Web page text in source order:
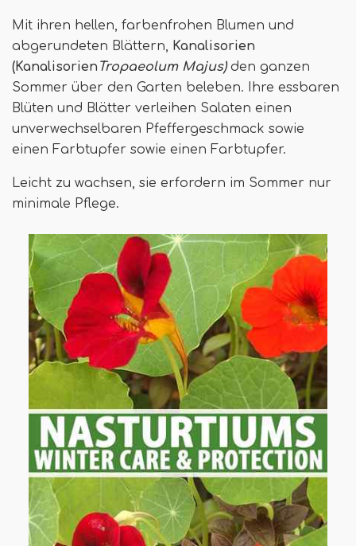
Mit ihren hellen, farbenfrohen Blumen und
abgerundeten Blättern, Kanalisorien
(Kanalisorien Tropaeolum Majus)den ganzen
Sommer über den Garten beleben. Ihre essbaren
Blüten und Blätter verleihen Salaten einen
unverwechselbaren Pfeffergeschmack sowie
einen Farbtupfer sowie einen Farbtupfer.
Leicht zu wachsen, sie erfordern im Sommer nur
minimale Pflege.